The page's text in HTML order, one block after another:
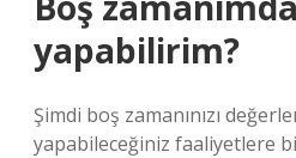
yapabilirim?
Şimdi boş zamanınızı
yapabileceğiniz faaliyetlere